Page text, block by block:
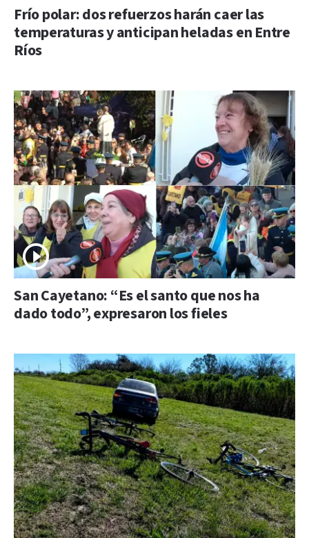
Frío polar: dos refuerzos harán caer las
temperaturas y anticipan heladas en Entre
Ríos
San Cayetano: “Es el santo que nos ha
dado todo”, expresaron los fieles